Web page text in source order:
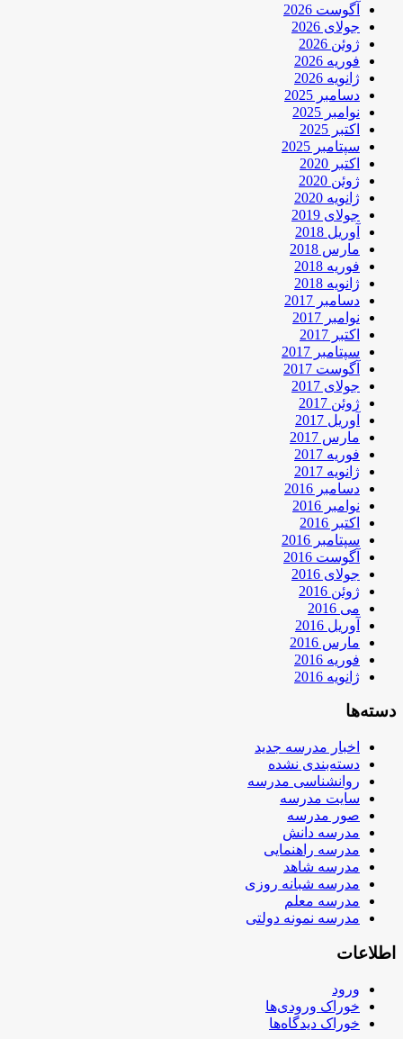
آگوست 2026
جولای 2026
ژوئن 2026
فوریه 2026
ژانویه 2026
دسامبر 2025
نوامبر 2025
اکتبر 2025
سپتامبر 2025
اکتبر 2020
ژوئن 2020
ژانویه 2020
جولای 2019
آوریل 2018
مارس 2018
فوریه 2018
ژانویه 2018
دسامبر 2017
نوامبر 2017
اکتبر 2017
سپتامبر 2017
آگوست 2017
جولای 2017
ژوئن 2017
آوریل 2017
مارس 2017
فوریه 2017
ژانویه 2017
دسامبر 2016
نوامبر 2016
اکتبر 2016
سپتامبر 2016
آگوست 2016
جولای 2016
ژوئن 2016
می 2016
آوریل 2016
مارس 2016
فوریه 2016
ژانویه 2016
دسته‌ها
اخبار مدرسه جدید
دسته‌بندی نشده
روانشناسی مدرسه
سایت مدرسه
صور مدرسه
مدرسه دانش
مدرسه راهنمایی
مدرسه شاهد
مدرسه شبانه روزی
مدرسه معلم
مدرسه نمونه دولتی
اطلاعات
ورود
خوراک ورودی‌ها
خوراک دیدگاه‌ها